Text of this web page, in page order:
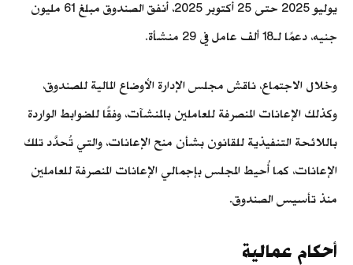
يوليو 2025 حتى 25 أكتوبر 2025، أنفق الصندوق مبلغ 61 مليون
جنيه، دعمًا لـ18 ألف عامل في 29 منشأة.
وخلال الاجتماع، ناقش مجلس الإدارة الأوضاع المالية للصندوق،
وكذلك الإعانات المنصرفة للعاملين بالمنشآت، وفقًا للضوابط الواردة
باللائحة التنفيذية للقانون بشأن منح الإعانات، والتي تُحدَّد تلك
الإعانات، كما أُحيط المجلس بإجمالي الإعانات المنصرفة للعاملين
منذ تأسيس الصندوق.
أحكام عمالية